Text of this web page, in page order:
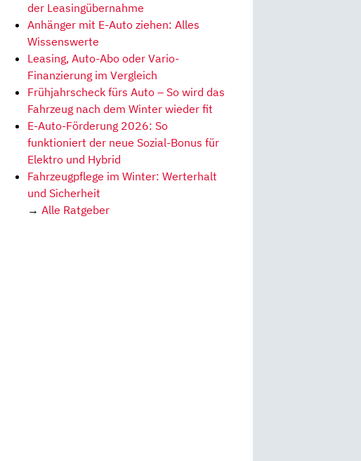
der Leasingübernahme
Anhänger mit E-Auto ziehen: Alles
Wissenswerte
Leasing, Auto-Abo oder Vario-
Finanzierung im Vergleich
Frühjahrscheck fürs Auto – So wird das
Fahrzeug nach dem Winter wieder fit
E-Auto-Förderung 2026: So
funktioniert der neue Sozial-Bonus für
Elektro und Hybrid
Fahrzeugpflege im Winter: Werterhalt
und Sicherheit
→ Alle Ratgeber